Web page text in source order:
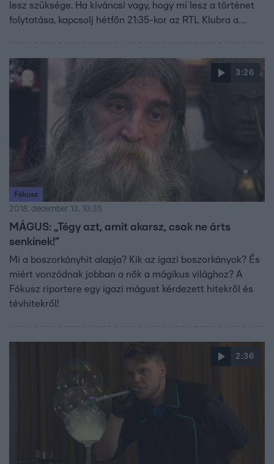
lesz szüksége. Ha kíváncsi vagy, hogy mi lesz a történet
folytatása, kapcsolj hétfőn 21:35-kor az RTL Klubra a
3:26
Fókusz
2018. december 13. 10:35
MÁGUS: „Tégy azt, amit akarsz, csak ne árts
senkinek!”
Mi a boszorkányhit alapja? Kik az igazi boszorkányok? És
miért vonzódnak jobban a nők a mágikus világhoz? A
Fókusz riportere egy igazi mágust kérdezett hitekről és
tévhitekről!
2:36